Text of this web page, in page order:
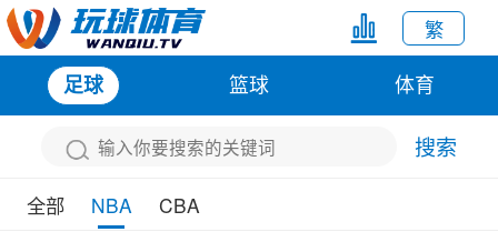
繁
足球 篮球 体育
搜索
全部 NBA CBA